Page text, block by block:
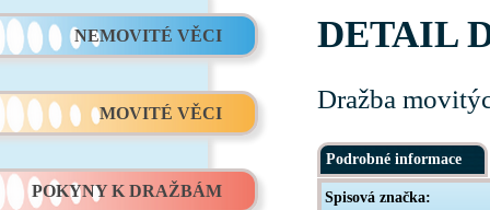
NEMOVITÉ VĚCI
MOVITÉ VĚCI
POKYNY K DRAŽBÁM
DETAIL
Dražba
Podrobné informace
Spisová značka: